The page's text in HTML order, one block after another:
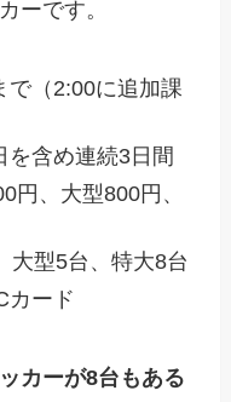
ーです。
で（2:00に追加課
を含め連続3日間
円、大型800円、
大型5台、特大8台
カード
カーが8台もある